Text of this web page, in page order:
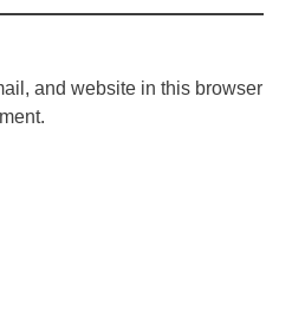
and website in this browser